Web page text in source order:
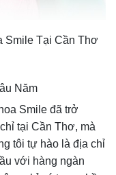
Smile Tại Cần Thơ
Năm
Smile đã trở
tại Cần Thơ, mà
tôi tự hào là địa chỉ
với hàng ngàn